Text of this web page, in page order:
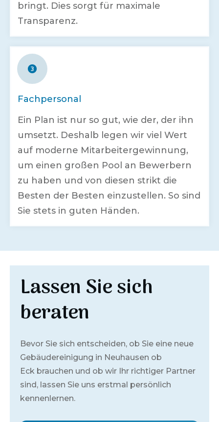
bringt. Dies sorgt für maximale
Transparenz.
Fachpersonal
Ein Plan ist nur so gut, wie der, der ihn
umsetzt. Deshalb legen wir viel Wert
auf moderne Mitarbeitergewinnung,
um einen großen Pool an Bewerbern
zu haben und von diesen strikt die
Besten der Besten einzustellen. So sind
Sie stets in guten Händen.
Lassen Sie sich
beraten
Bevor Sie sich entscheiden, ob Sie eine neue
Gebäudereinigung in Neuhausen ob
Eck brauchen und ob wir Ihr richtiger Partner
sind, lassen Sie uns erstmal persönlich
kennenlernen.